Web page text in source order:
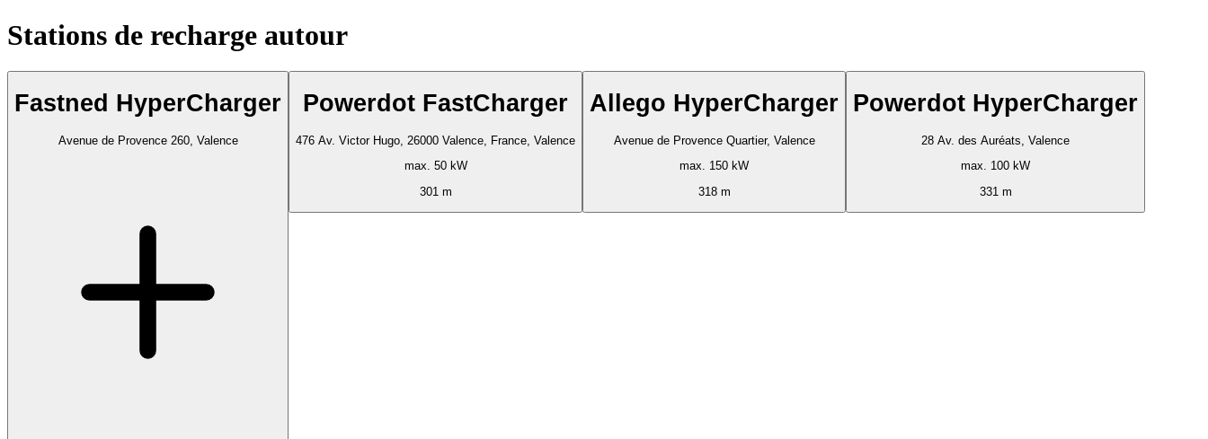
Stations de recharge autour
Fastned HyperCharger
Avenue de Provence 260, Valence
Powerdot FastCharger
476 Av. Victor Hugo, 26000 Valence, France, Valence
max. 50 kW
301 m
Allego HyperCharger
Avenue de Provence Quartier, Valence
max. 150 kW
318 m
Powerdot HyperCharger
28 Av. des Auréats, Valence
max. 100 kW
331 m